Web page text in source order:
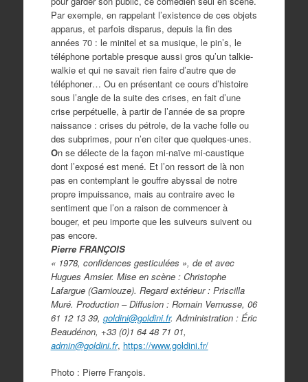
Par exemple, en rappelant l’existence de ces objets
apparus, et parfois disparus, depuis la fin des
années 70 : le minitel et sa musique, le pin’s, le
téléphone portable presque aussi gros qu’un talkie-
walkie et qui ne savait rien faire d’autre que de
téléphoner… Ou en présentant ce cours d’histoire
sous l’angle de la suite des crises, en fait d’une
crise perpétuelle, à partir de l’année de sa propre
naissance : crises du pétrole, de la vache folle ou
des subprimes, pour n’en citer que quelques-unes.
On se délecte de la façon mi-naïve mi-caustique
dont l’exposé est mené. Et l’on ressort de là non
pas en contemplant le gouffre abyssal de notre
propre impuissance, mais au contraire avec le
sentiment que l’on a raison de commencer à
bouger, et peu importe que les suiveurs suivent ou
pas encore.
Pierre FRANÇOIS
« 1978, confidences gesticulées », de et avec
Hugues Amsler. Mise en scène : Christophe
Lafargue (Garniouze). Regard extérieur : Priscilla
Muré. Production – Diffusion : Romain Vernusse, 06
61 12 13 39, goldini@goldini.fr. Administration : Éric
Beaudénon, +33 (0)1 64 48 71 01,
admin@goldini.fr, https://www.goldini.fr/
Photo : Pierre François.